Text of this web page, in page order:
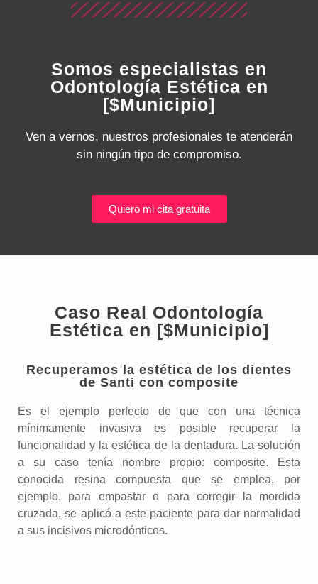
Somos especialistas en
Odontología Estética en
[$Municipio]
Ven a vernos, nuestros profesionales te atenderán
sin ningún tipo de compromiso.
Quiero mi cita gratuita
Caso Real Odontología
Estética en [$Municipio]
Recuperamos la estética de los dientes
de Santi con composite
Es el ejemplo perfecto de que con una técnica
mínimamente invasiva es posible recuperar la
funcionalidad y la estética de la dentadura. La solución
a su caso tenía nombre propio: composite. Esta
conocida resina compuesta que se emplea, por
ejemplo, para empastar o para corregir la mordida
cruzada, se aplicó a este paciente para dar normalidad
a sus incisivos microdónticos.